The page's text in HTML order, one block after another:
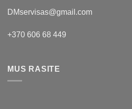
DMservisas@gmail.com
+370 606 68 449
MUS RASITE